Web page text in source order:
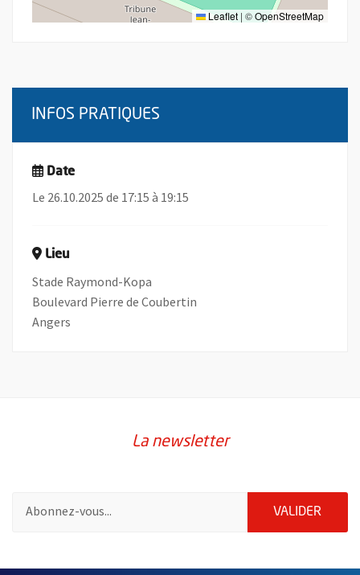
Leaflet | ©OpenStreetMap
INFOS PRATIQUES
Date
Le 26.10.2025 de 17:15 à 19:15
Lieu
Stade Raymond-Kopa
Boulevard Pierre de Coubertin
Angers
La newsletter
VALIDER